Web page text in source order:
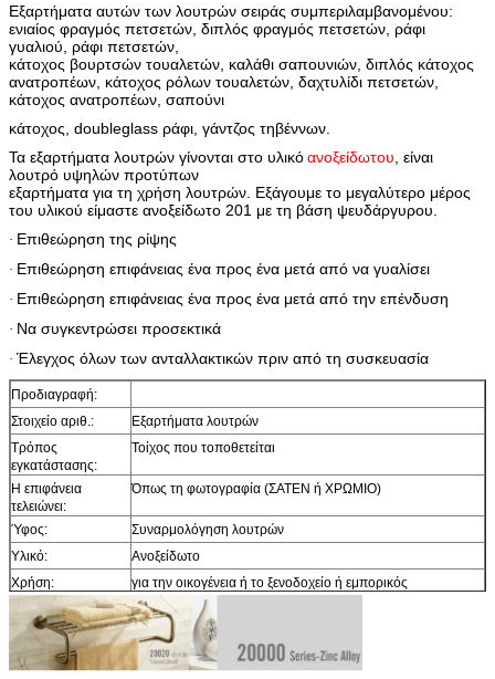
Εξαρτήματα αυτών των λουτρών σειράς συμπεριλαμβανομένου:
ενιαίος φραγμός πετσετών, διπλός φραγμός πετσετών, ράφι
γυαλιού, ράφι πετσετών,
κάτοχος βουρτσών τουαλετών, καλάθι σαπουνιών, διπλός κάτοχος
ανατροπέων, κάτοχος ρόλων τουαλετών, δαχτυλίδι πετσετών,
κάτοχος ανατροπέων, σαπούνι
κάτοχος, doubleglass ράφι, γάντζος τηβέννων.
Τα εξαρτήματα λουτρών γίνονται στο υλικόανοξείδωτου , είναι
λουτρό υψηλών προτύπων
εξαρτήματα για τη χρήση λουτρών. Εξάγουμε το μεγαλύτερο μέρος
του υλικού είμαστε ανοξείδωτο 201 με τη βάση ψευδάργυρου.
· Επιθεώρηση της ρίψης
· Επιθεώρηση επιφάνειας ένα προς ένα μετά από να γυαλίσει
· Επιθεώρηση επιφάνειας ένα προς ένα μετά από την επένδυση
· Να συγκεντρώσει προσεκτικά
· Έλεγχος όλων των ανταλλακτικών πριν από τη συσκευασία
Προδιαγραφή:
Στοιχείο αριθ.:
Εξαρτήματα λουτρών
Τρόπος
εγκατάστασης:
Τοίχος που τοποθετείται
Η επιφάνεια
τελειώνει:
Όπως τη φωτογραφία (ΣΑΤΕΝ ή ΧΡΩΜΙΟ)
Ύφος:
Συναρμολόγηση λουτρών
Υλικό:
Ανοξείδωτο
Χρήση:
για την οικογένεια ή το ξενοδοχείο ή εμπορικός
Συσκευασία:
ΧΑΡΤΟΚΙΒΏΤΙΟ ΑΦΡΟΥ BAG+INNER BOX+MASTER
BOX/OUTER